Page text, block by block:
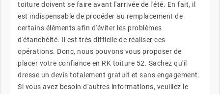
toiture doivent se faire avant l'arrivée de l'été. En fait, il
est indispensable de procéder au remplacement de
certains éléments afin d'éviter les problèmes
d'étanchéité. Il est très difficile de réaliser ces
opérations. Donc, nous pouvons vous proposer de
placer votre confiance en RK toiture 52. Sachez qu'il
dresse un devis totalement gratuit et sans engagement.
Si vous avez besoin d'autres informations, veuillez le